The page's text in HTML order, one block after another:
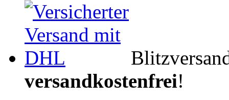
versandkostenfrei!